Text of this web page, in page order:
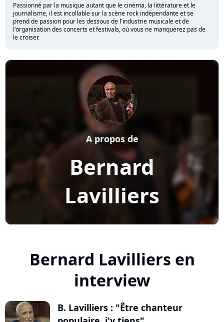
Passionné par la musique autant que le cinéma, la littérature et le
journalisme, il est incollable sur la scène rock indépendante et se
prend de passion pour les dessous de l'industrie musicale et de
l'organisation des concerts et festivals, où vous ne manquerez pas de
le croiser.
Bernard
Lavilliers
A propos de
Bernard Lavilliers en
interview
B. Lavilliers : "Être chanteur